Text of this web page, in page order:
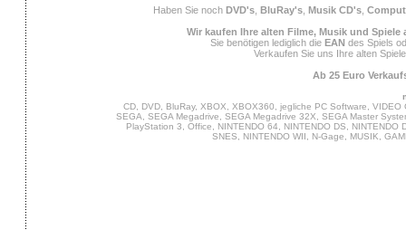
Haben Sie noch DVD's, BluRay's, Musik CD's,
Wir kaufen Ihre alten Filme, Musik und Spiele
Sie benötigen lediglich die EAN des Spiels
Verkaufen Sie uns Ihre alten
Ab 25 Euro
CD, DVD, BluRay, XBOX, XBOX360, jegliche PC Software,
SEGA, SEGA Megadrive, SEGA Megadrive 32X, SEGA Master
PlayStation 3, Office, NINTENDO 64, NINTENDO DS,
SNES, NINTENDO WII, N-Gage, MUSIK,